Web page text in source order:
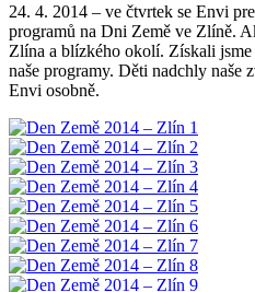
24. 4. 2014 – ve čtvrtek se Envi
programů na Dni Země ve Zlíně.
Zlína a blízkého okolí. Získali
naše programy. Děti nadchly naše
Envi osobně.